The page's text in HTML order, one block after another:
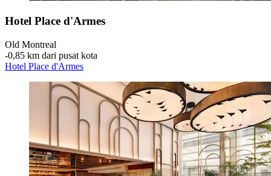
Hotel Place d'Armes
Old Montreal
‐0,85 km dari pusat kota
Hotel Place d'Armes